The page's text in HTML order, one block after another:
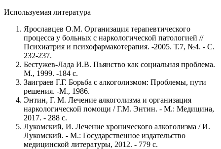
Используемая литература
Ярославцев О.М. Организация терапевтического
процесса у больных с наркологической патологией //
Психиатрия и психофармакотерапия. -2005. Т.7, №4. - С.
232-237.
Бестужев-Лада И.В. Пьянство как социальная проблема.
М., 1999. -184 с.
Заиграев Г.Г. Борьба с алкоголизмом: Проблемы, пути
решения. -М., 1986.
Энтин, Г. М. Лечение алкоголизма и организация
наркологической помощи / Г.М. Энтин. - М.: Медицина,
2017. - 288 c.
Лукомский, И. Лечение хронического алкоголизма / И.
Лукомский. - М.: Государственное издательство
медицинской литературы, 2012. - 779 c.